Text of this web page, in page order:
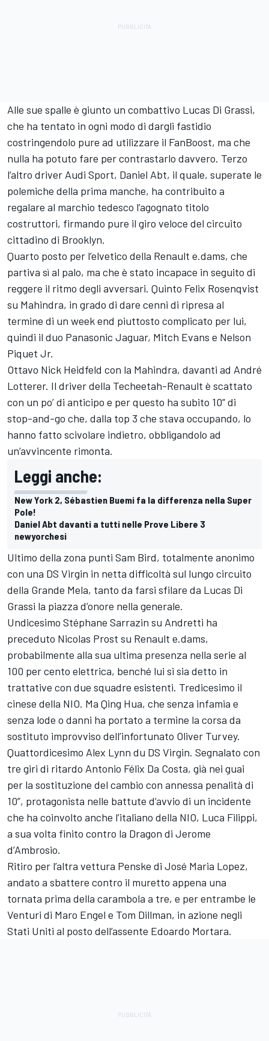
Alle sue spalle è giunto un combattivo Lucas Di Grassi,
che ha tentato in ogni modo di dargli fastidio
costringendolo pure ad utilizzare il FanBoost, ma che
nulla ha potuto fare per contrastarlo davvero. Terzo
l’altro driver Audi Sport, Daniel Abt, il quale, superate le
polemiche della prima manche, ha contribuito a
regalare al marchio tedesco l’agognato titolo
costruttori, firmando pure il giro veloce del circuito
cittadino di Brooklyn.
Quarto posto per l’elvetico della Renault e.dams, che
partiva sì al palo, ma che è stato incapace in seguito di
reggere il ritmo degli avversari. Quinto Felix Rosenqvist
su Mahindra, in grado di dare cenni di ripresa al
termine di un week end piuttosto complicato per lui,
quindi il duo Panasonic Jaguar, Mitch Evans e Nelson
Piquet Jr.
Ottavo Nick Heidfeld con la Mahindra, davanti ad André
Lotterer. Il driver della Techeetah-Renault è scattato
con un po’ di anticipo e per questo ha subito 10” di
stop-and-go che, dalla top 3 che stava occupando, lo
hanno fatto scivolare indietro, obbligandolo ad
un’avvincente rimonta.
Leggi anche:
New York 2, Sébastien Buemi fa la differenza nella Super
Pole!
Daniel Abt davanti a tutti nelle Prove Libere 3
newyorchesi
Ultimo della zona punti Sam Bird, totalmente anonimo
con una DS Virgin in netta difficoltà sul lungo circuito
della Grande Mela, tanto da farsi sfilare da Lucas Di
Grassi la piazza d’onore nella generale.
Undicesimo Stéphane Sarrazin su Andretti ha
preceduto Nicolas Prost su Renault e.dams,
probabilmente alla sua ultima presenza nella serie al
100 per cento elettrica, benché lui si sia detto in
trattative con due squadre esistenti. Tredicesimo il
cinese della NIO. Ma Qing Hua, che senza infamia e
senza lode o danni ha portato a termine la corsa da
sostituto improvviso dell’infortunato Oliver Turvey.
Quattordicesimo Alex Lynn du DS Virgin. Segnalato con
tre giri di ritardo Antonio Félix Da Costa, già nei guai
per la sostituzione del cambio con annessa penalità di
10”, protagonista nelle battute d’avvio di un incidente
che ha coinvolto anche l’italiano della NIO, Luca Filippi,
a sua volta finito contro la Dragon di Jerome
d’Ambrosio.
Ritiro per l’altra vettura Penske di José Maria Lopez,
andato a sbattere contro il muretto appena una
tornata prima della carambola a tre, e per entrambe le
Venturi di Maro Engel e Tom Dillman, in azione negli
Stati Uniti al posto dell’assente Edoardo Mortara.